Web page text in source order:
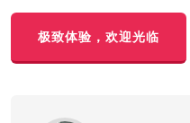
极致体验，欢迎光临